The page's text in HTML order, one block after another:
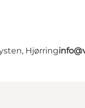
Hjørring